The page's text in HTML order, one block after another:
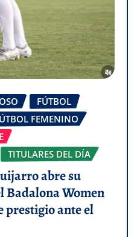
FÚTBOL
FEMENINO
TITULARES DEL DÍA
abre su
Badalona Women
ante el